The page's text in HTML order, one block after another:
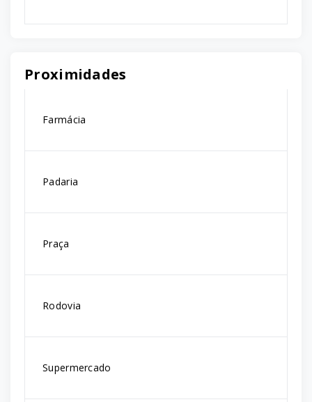
Proximidades
Farmácia
Padaria
Praça
Rodovia
Supermercado